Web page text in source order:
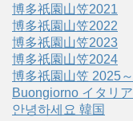
博多祇園山笠2021
博多祇園山笠2022
博多祇園山笠2023
博多祇園山笠2024
博多祇園山笠 2025～
Buongiorno イタリア
안녕하세요 韓国